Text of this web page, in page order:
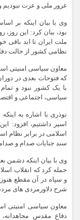
غرور ملی و عزت نبودیم
وی با بیان اینکه بر
بود، بیان کرد: این
ملت ایران تا ابد باقی
نظامی کشور از حالت
معاون سیاسی امنیتی
که فتوحات بعدی در
با یک کشور نبود و
سیاسی، اجتماعی و
اسیر داشتیم، افزود:
اسلامی در برابر نظام
سند جنایات صدام و
وی با بیان اینکه دشمن
حمله کرد که انقلاب
و سپاه در آن مقطع
شرح دلاورمردی های
معاون سیاسی امنیتی
دفاع مقدس مجاهدانه،